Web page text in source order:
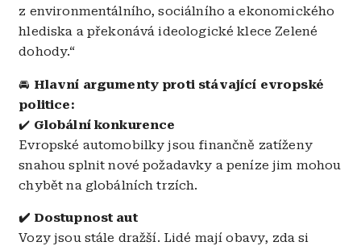
z environmentálního, sociálního a ekonomického
hlediska a překonává ideologické klece Zelené
dohody.“
🚘 Hlavní argumenty proti stávající evropské
politice:
✔️ Globální konkurence
Evropské automobilky jsou finančně zatíženy
snahou splnit nové požadavky a peníze jim mohou
chybět na globálních trzích.
✔️ Dostupnost aut
Vozy jsou stále dražší. Lidé mají obavy, zda si